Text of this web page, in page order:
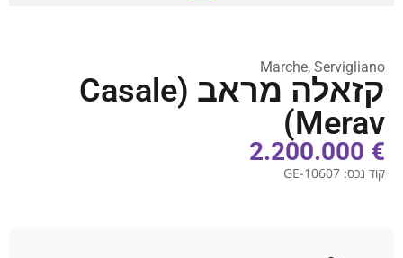
Marche, Servigliano
קזאלה מראב (Casale
Merav)
€ 2.200.000
קוד נכס: GE-10607